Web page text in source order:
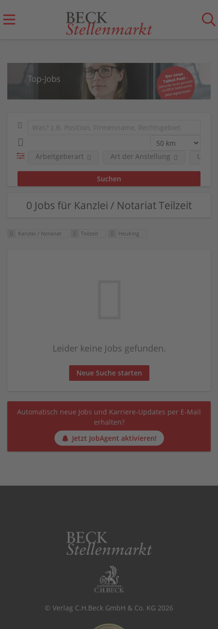
Arbeitgeberart Art der Anstellung
0 Jobs für Kanzlei / Notariat Teilzeit
Kanzlei / Notariat Teilzeit Heuking
Leider keine Jobs gefunden.
Neue Suche starten
Automatisch neue Jobs und Karriere-Updates per E-Mail
erhalten?
Jetzt JobAgent aktivieren!
© Verlag C.H.Beck GmbH & Co. KG 2026